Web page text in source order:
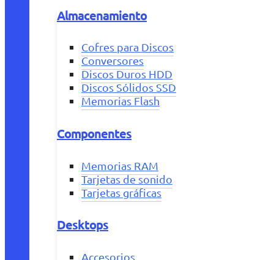
Almacenamiento
Cofres para Discos
Conversores
Discos Duros HDD
Discos Sólidos SSD
Memorias Flash
Componentes
Memorias RAM
Tarjetas de sonido
Tarjetas gráficas
Desktops
Accesorios